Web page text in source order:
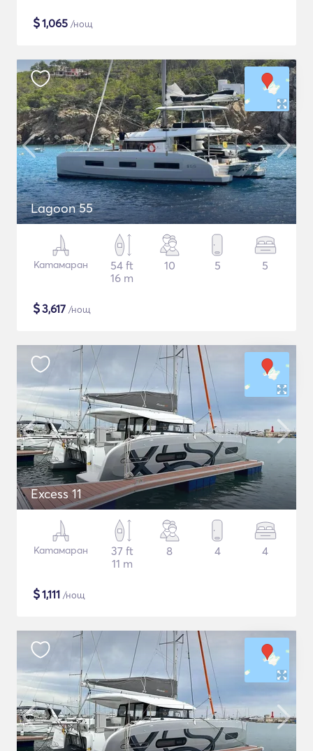
$1,065 /нощ
Lagoon 55
Катамаран
54 ft
16 m
10 5 5
$3,617 /нощ
Excess 11
Катамаран
37 ft
11 m
8 4 4
$1,111 /нощ